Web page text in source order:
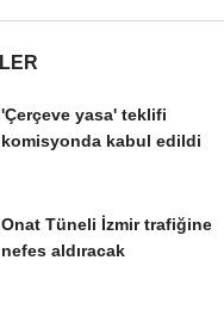
'Çerçeve yasa' teklifi
komisyonda kabul edildi
Onat Tüneli İzmir trafiğine
nefes aldıracak